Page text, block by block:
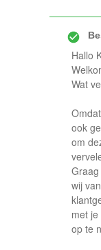
Hallo
Wat
ook
om
wij
met
op te